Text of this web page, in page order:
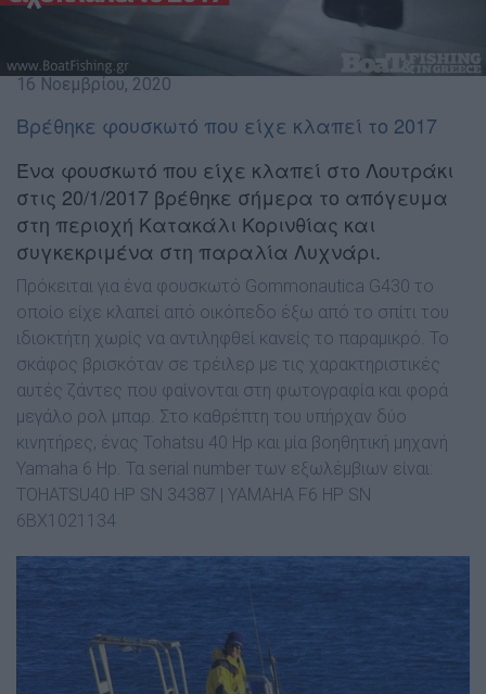
16 Νοεμβρίου, 2020
Βρέθηκε φουσκωτό που είχε κλαπεί το 2017
Ένα φουσκωτό που είχε κλαπεί στο Λουτράκι
στις 20/1/2017 βρέθηκε σήμερα το απόγευμα
στη περιοχή Κατακάλι Κορινθίας και
συγκεκριμένα στη παραλία Λυχνάρι.
Πρόκειται για ένα φουσκωτό Gommonautica G430 το
οποίο είχε κλαπεί από οικόπεδο έξω από το σπίτι του
ιδιοκτήτη χωρίς να αντιληφθεί κανείς το παραμικρό. Το
σκάφος βρισκόταν σε τρέιλερ με τις χαρακτηριστικές
αυτές ζάντες που φαίνονται στη φωτογραφία και φορά
μεγάλο ρολ μπαρ. Στο καθρέπτη του υπήρχαν δύο
κινητήρες, ένας Tohatsu 40 Hp και μία βοηθητική μηχανή
Yamaha 6 Hp. Τα serial number των εξωλέμβιων είναι:
TOHATSU40 HP SN 34387 | YAMAHA F6 HP SN
6BX1021134